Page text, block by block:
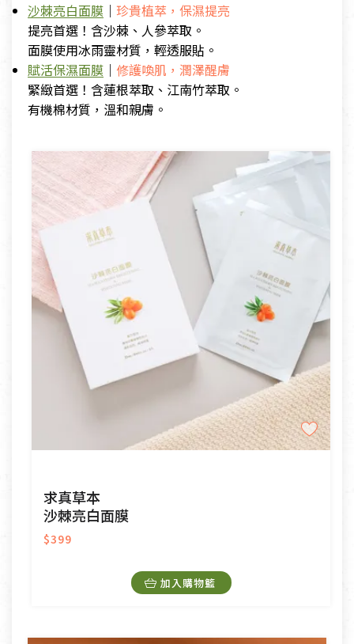
沙棘亮白面膜 ｜ 珍貴植萃，保濕提亮
提亮首選！含沙棘、人參萃取。
面膜使用冰雨靈材質，輕透服貼。
賦活保濕面膜 ｜ 修護喚肌，潤澤醒膚
緊緻首選！含蓮根萃取、江南竹萃取。
有機棉材質，溫和親膚。
求真草本
沙棘亮白面膜
$399
加入購物籃